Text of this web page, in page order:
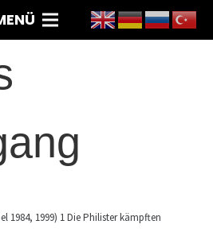
1984, 1999) 1 Die Philister kämpften